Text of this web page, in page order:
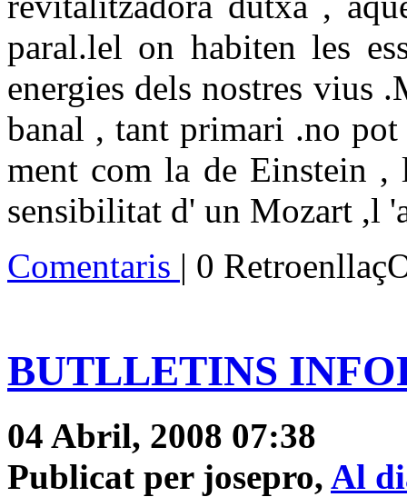
paral.lel on habiten les
energies dels nostres vius
banal , tant primari .no pot
ment com la de Einstein
sensibilitat d' un Mozart ,l
Comentaris | 0
BUTLLETINS
04 Abril, 2008 07:38
Publicat per josepro, Al